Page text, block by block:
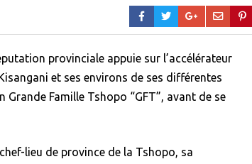
provinciale appuie sur l’accélérateur
et ses environs de ses différentes
Famille Tshopo “GFT”, avant de se
lieu de province de la Tshopo, sa